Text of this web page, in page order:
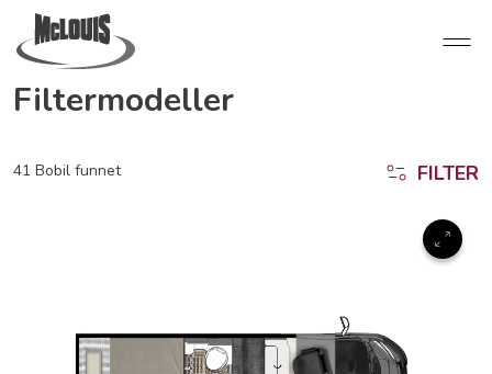
Filtermodeller
FILTER
41 Bobil funnet